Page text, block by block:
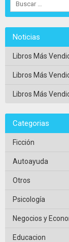
Noticias
Libros Más
Libros Más
Libros Más
Categorias
Ficción
Autoayuda
Otros
Psicología
Negocios y
Educacion